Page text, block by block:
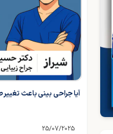
آیا جراحی بینی باعث
25/07/2025